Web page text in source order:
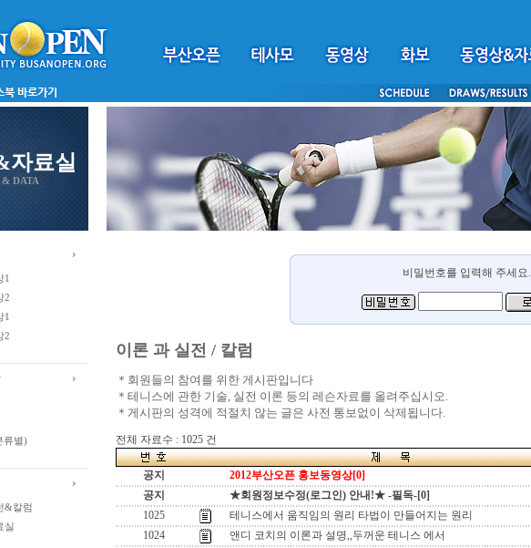
자료실
DATA
1
2
1
2
류별)
&칼럼
실
비밀번호를 입력해 주세요.
이론 과 실전 / 칼럼
＊회원들의 참여를 위한 게시판입니다
＊테니스에 관한 기술, 실전 이론 등의 레슨자료를 올려주십시오.
＊게시판의 성격에 적절치 않는 글은 사전 통보없이 삭제됩니다.
전체 자료수 : 1025 건
공지 2012부산오픈 홍보동영상[0]
공지
★회원정보수정(로그인) 안내!★ -필독-[0]
1025
테니스에서 움직임의 원리 타법이 만들어지는 원리
1024
앤디 코치의 이론과 설명,,두꺼운 테니스 에서